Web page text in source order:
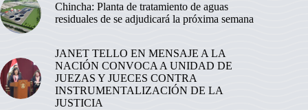
Chincha: Planta de tratamiento de aguas
residuales de se adjudicará la próxima semana
JANET TELLO EN MENSAJE A LA
NACIÓN CONVOCA A UNIDAD DE
JUEZAS Y JUECES CONTRA
INSTRUMENTALIZACIÓN DE LA
JUSTICIA